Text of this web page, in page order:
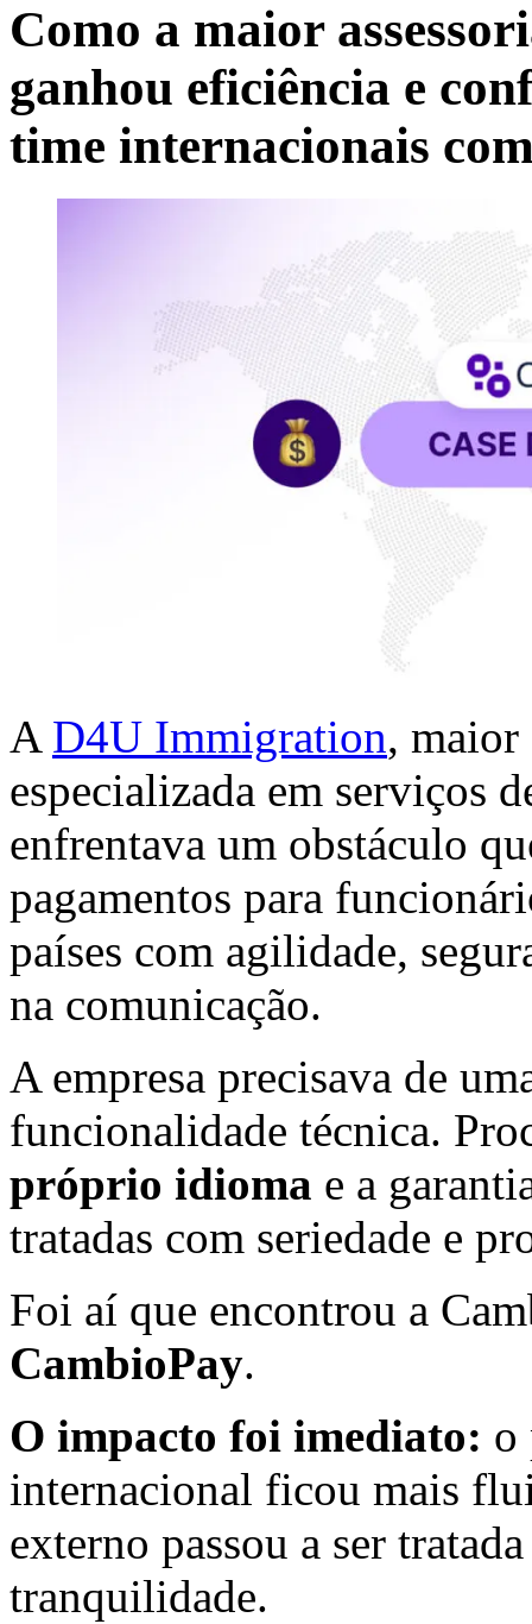
Como a maior
ganhou eficiência e
time internacionais
A D4U Immigration, maior
especializada em serviços
enfrentava um obstáculo
pagamentos para
países com agilidade,
na comunicação.
A empresa precisava de
funcionalidade técnica.
próprio idioma e a
tratadas com seriedade e
Foi aí que encontrou a
CambioPay.
O impacto foi imediato: o
internacional ficou mais
externo passou a ser
tranquilidade.